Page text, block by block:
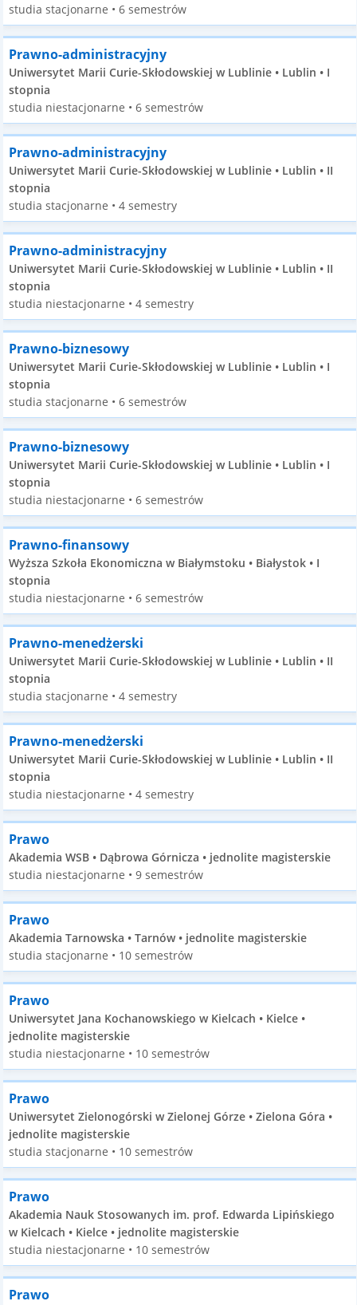
studia stacjonarne • 6 semestrów
Prawno-administracyjny
Uniwersytet Marii Curie-Skłodowskiej w Lublinie • Lublin • I
stopnia
studia niestacjonarne • 6 semestrów
Prawno-administracyjny
Uniwersytet Marii Curie-Skłodowskiej w Lublinie • Lublin • II
stopnia
studia stacjonarne • 4 semestry
Prawno-administracyjny
Uniwersytet Marii Curie-Skłodowskiej w Lublinie • Lublin • II
stopnia
studia niestacjonarne • 4 semestry
Prawno-biznesowy
Uniwersytet Marii Curie-Skłodowskiej w Lublinie • Lublin • I
stopnia
studia stacjonarne • 6 semestrów
Prawno-biznesowy
Uniwersytet Marii Curie-Skłodowskiej w Lublinie • Lublin • I
stopnia
studia niestacjonarne • 6 semestrów
Prawno-finansowy
Wyższa Szkoła Ekonomiczna w Białymstoku • Białystok • I
stopnia
studia niestacjonarne • 6 semestrów
Prawno-menedżerski
Uniwersytet Marii Curie-Skłodowskiej w Lublinie • Lublin • II
stopnia
studia stacjonarne • 4 semestry
Prawno-menedżerski
Uniwersytet Marii Curie-Skłodowskiej w Lublinie • Lublin • II
stopnia
studia niestacjonarne • 4 semestry
Prawo
Akademia WSB • Dąbrowa Górnicza • jednolite magisterskie
studia niestacjonarne • 9 semestrów
Prawo
Akademia Tarnowska • Tarnów • jednolite magisterskie
studia stacjonarne • 10 semestrów
Prawo
Uniwersytet Jana Kochanowskiego w Kielcach • Kielce •
jednolite magisterskie
studia niestacjonarne • 10 semestrów
Prawo
Uniwersytet Zielonogórski w Zielonej Górze • Zielona Góra •
jednolite magisterskie
studia stacjonarne • 10 semestrów
Prawo
Akademia Nauk Stosowanych im. prof. Edwarda Lipińskiego
w Kielcach • Kielce • jednolite magisterskie
studia niestacjonarne • 10 semestrów
Prawo